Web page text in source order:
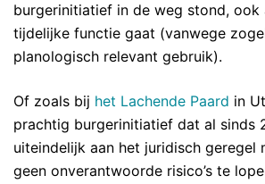
burgerinitiatief in de weg stond, ook
tijdelijke functie gaat (vanwege
planologisch relevant gebruik).
Of zoals bij het Lachende Paard in
prachtig burgerinitiatief dat al sinds
uiteindelijk aan het juridisch geregel
geen onverantwoorde risico’s te